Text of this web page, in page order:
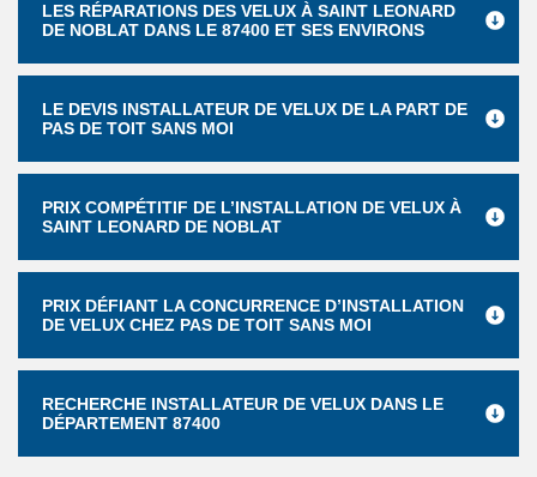
LES RÉPARATIONS DES VELUX À SAINT LEONARD
DE NOBLAT DANS LE 87400 ET SES ENVIRONS
LE DEVIS INSTALLATEUR DE VELUX DE LA PART DE
PAS DE TOIT SANS MOI
PRIX COMPÉTITIF DE L’INSTALLATION DE VELUX À
SAINT LEONARD DE NOBLAT
PRIX DÉFIANT LA CONCURRENCE D’INSTALLATION
DE VELUX CHEZ PAS DE TOIT SANS MOI
RECHERCHE INSTALLATEUR DE VELUX DANS LE
DÉPARTEMENT 87400